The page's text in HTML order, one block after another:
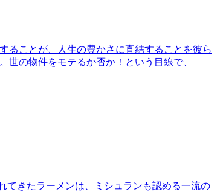
ることが、人生の豊かさに直結することを彼ら
の物件をモテるか否か！という目線で、
てきたラーメンは、ミシュランも認める一流の